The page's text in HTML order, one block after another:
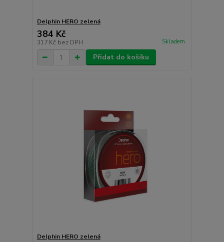
Delphin HERO zelená
384 Kč
317 Kč bez DPH Skladem
Přidat do košíku
Delphin HERO zelená